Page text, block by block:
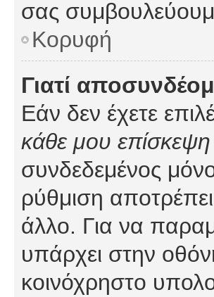
σας
Κορυφή
Γιατί
Εάν δεν έχετε
κάθε μου επίσκεψη
συνδεδεμένος
ρύθμιση
άλλο. Για να
υπάρχει στην
κοινόχρηστο